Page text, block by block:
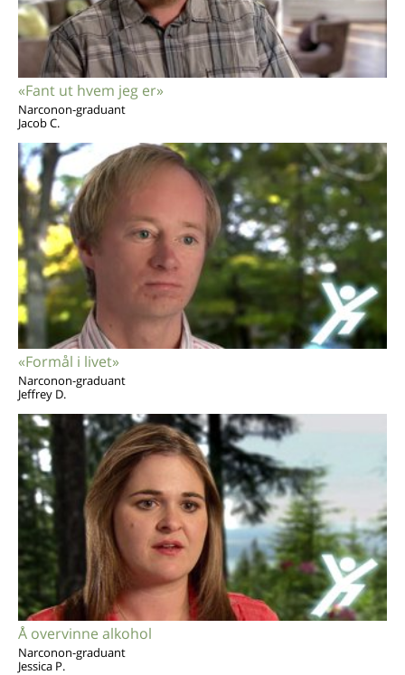
«Fant ut hvem jeg er»
Narconon-graduant
Jacob C.
«Formål i livet»
Narconon-graduant
Jeffrey D.
Å overvinne alkohol
Narconon-graduant
Jessica P.